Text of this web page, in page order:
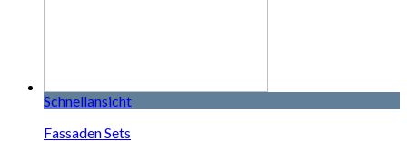
Schnellansicht
Fassaden Sets